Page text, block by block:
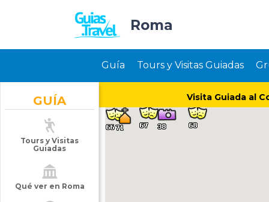
Visita Guiada al
Roma
Guía Tours y Visitas Guiadas
GUÍA
Tours y Visitas
Guiadas
Qué ver en Roma